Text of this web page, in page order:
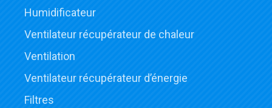
Humidificateur
Ventilateur récupérateur de chaleur
Ventilation
Ventilateur récupérateur d’énergie
Filtres